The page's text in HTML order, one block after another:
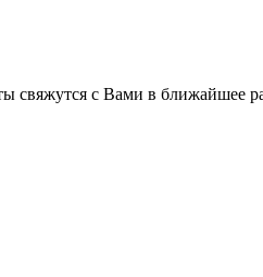
с Вами в ближайшее